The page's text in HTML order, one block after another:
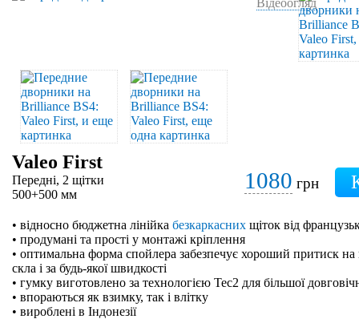
Відеоогляд
Valeo First
Передні, 2 щітки
500+500 мм
1080 грн
• відносно бюджетна лінійка безкаркасних щіток від
• продумані та прості у монтажі кріплення
• оптимальна форма спойлера забезпечує хороший притиск на
скла і за будь-якої швидкості
• гумку виготовлено за технологією Tec2 для більшої
• впораються як взимку, так і влітку
• вироблені в Індонезії